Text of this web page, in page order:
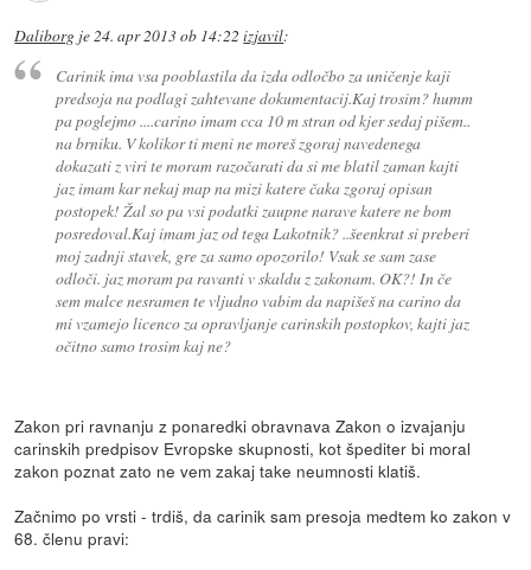
Daliborg je24. apr 2013 ob 14:22 izjavil:
Carinik ima vsa pooblastila da izda odločbo za uničenje kaji
predsoja na podlagi zahtevane dokumentacij.Kaj trosim? humm
pa poglejmo ....carino imam cca 10 m stran od kjer sedaj pišem..
na brniku. V kolikor ti meni ne moreš zgoraj navedenega
dokazati z viri te moram razočarati da si me blatil zaman kajti
jaz imam kar nekaj map na mizi katere čaka zgoraj opisan
postopek! Žal so pa vsi podatki zaupne narave katere ne bom
posredoval.Kaj imam jaz od tega Lakotnik? ..šeenkrat si preberi
moj zadnji stavek, gre za samo opozorilo! Vsak se sam zase
odloči. jaz moram pa ravanti v skaldu z zakonam. OK?! In če
sem malce nesramen te vljudno vabim da napišeš na carino da
mi vzamejo licenco za opravljanje carinskih postopkov, kajti jaz
očitno samo trosim kaj ne?
Zakon pri ravnanju z ponaredki obravnava Zakon o izvajanju
carinskih predpisov Evropske skupnosti, kot špediter bi moral
zakon poznat zato ne vem zakaj take neumnosti klatiš.
Začnimo po vrsti - trdiš, da carinik sam presoja medtem ko zakon v
68. členu pravi: